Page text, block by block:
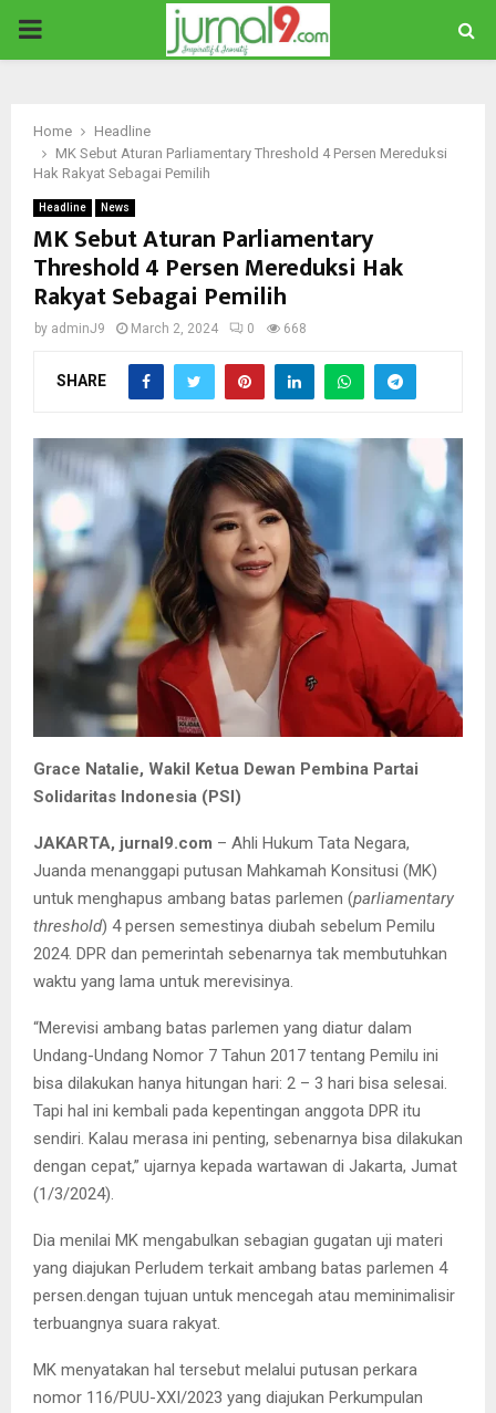
PRIMARY
Home
Headline
MK Sebut Aturan Parliamentary Threshold 4 Persen Mereduksi
Hak Rakyat Sebagai Pemilih
Headline News
MK Sebut Aturan Parliamentary
Threshold 4 Persen Mereduksi Hak
Rakyat Sebagai Pemilih
by adminJ9 March 2, 2024 0 668
SHARE
Grace Natalie, Wakil Ketua Dewan Pembina Partai
Solidaritas Indonesia (PSI)
JAKARTA, jurnal9.com – Ahli Hukum Tata Negara,
Juanda menanggapi putusan Mahkamah Konsitusi (MK)
untuk menghapus ambang batas parlemen (parliamentary
threshold) 4 persen semestinya diubah sebelum Pemilu
2024. DPR dan pemerintah sebenarnya tak membutuhkan
waktu yang lama untuk merevisinya.
“Merevisi ambang batas parlemen yang diatur dalam
Undang-Undang Nomor 7 Tahun 2017 tentang Pemilu ini
bisa dilakukan hanya hitungan hari: 2 – 3 hari bisa selesai.
Tapi hal ini kembali pada kepentingan anggota DPR itu
sendiri. Kalau merasa ini penting, sebenarnya bisa dilakukan
dengan cepat,” ujarnya kepada wartawan di Jakarta, Jumat
(1/3/2024).
Dia menilai MK mengabulkan sebagian gugatan uji materi
yang diajukan Perludem terkait ambang batas parlemen 4
persen.dengan tujuan untuk mencegah atau meminimalisir
terbuangnya suara rakyat.
MK menyatakan hal tersebut melalui putusan perkara
nomor 116/PUU-XXI/2023 yang diajukan Perkumpulan